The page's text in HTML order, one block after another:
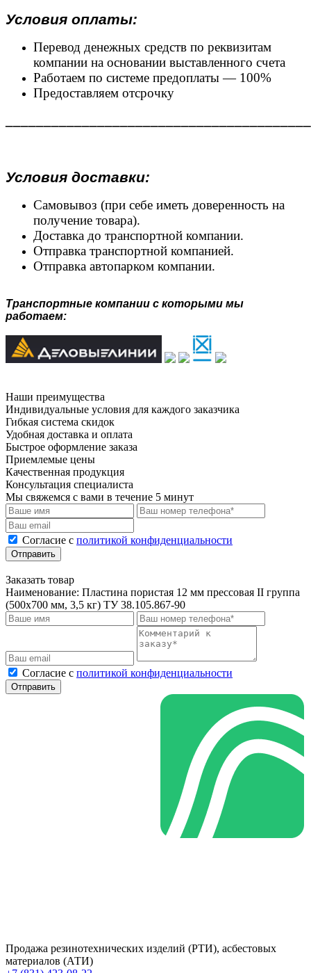
Условия оплаты:
Перевод денежных средств по реквизитам
компании на основании выставленного счета
Работаем по системе предоплаты — 100%
Предоставляем отсрочку
Условия доставки:
Самовывоз (при себе иметь доверенность на
получение товара).
Доставка до транспортной компании.
Отправка транспортной компанией.
Отправка автопарком компании.
Транспортные компании с которыми мы
работаем:
Наши преимущества
Индивидуальные условия для каждого заказчика
Гибкая система скидок
Удобная доставка и оплата
Быстрое оформление заказа
Приемлемые цены
Качественная продукция
Консультация специалиста
Мы свяжемся с вами в течение 5 минут
Cогласие с политикой конфиденциальности
Отправить
Заказать товар
Наименование: Пластина пористая 12 мм прессовая II группа
(500х700 мм, 3,5 кг) ТУ 38.105.867-90
Cогласие с политикой конфиденциальности
Отправить
Продажа резинотехнических изделий (РТИ), асбестовых
материалов (АТИ)